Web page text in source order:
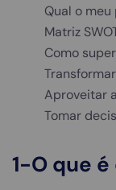
Qual o
Matriz
Como
Aproveitar
Tomar
1-O que